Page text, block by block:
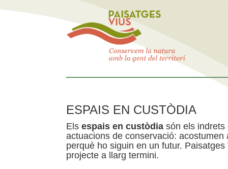
ESPAIS EN CUSTÒDIA
Els espais en custòdia són els indrets
actuacions de conservació:
perquè ho siguin en un futur.
projecte a llarg termini.